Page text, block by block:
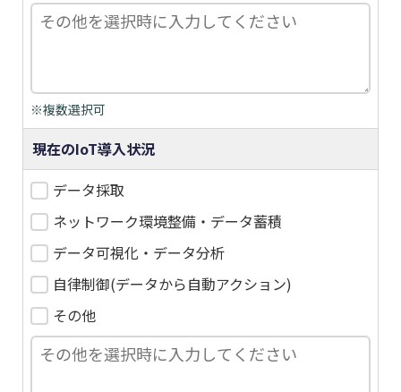
※複数選択可
現在のIoT導入状況
データ採取
ネットワーク環境整備・データ蓄積
データ可視化・データ分析
自律制御(データから自動アクション)
その他